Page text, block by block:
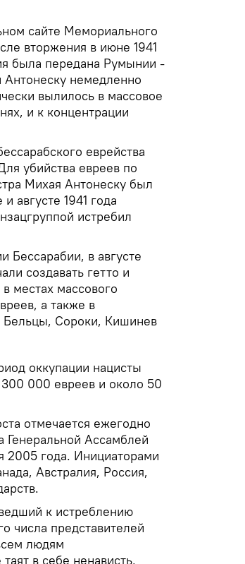
сайте Мемориального
вторжения в июне 1941
была передана Румынии -
немедленно
вылилось в массовое
и к концентрации
еврейства
убийства евреев по
Михая Антонеску был
августе 1941 года
истребил
Бессарабии, в августе
создавать гетто и
местах массового
а также в
Бельцы, Сороки, Кишинев
оккупации нацисты
000 евреев и около 50
отмечается ежегодно
Генеральной Ассамблей
2005 года. Инициаторами
Австралия, Россия,
к истреблению
числа представителей
людям
в себе ненависть,